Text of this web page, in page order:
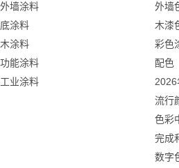
外墙涂料
底涂料
木涂料
功能涂料
工业涂料
外墙
木漆
彩色
配色
2026
流行
色彩
完成
数字